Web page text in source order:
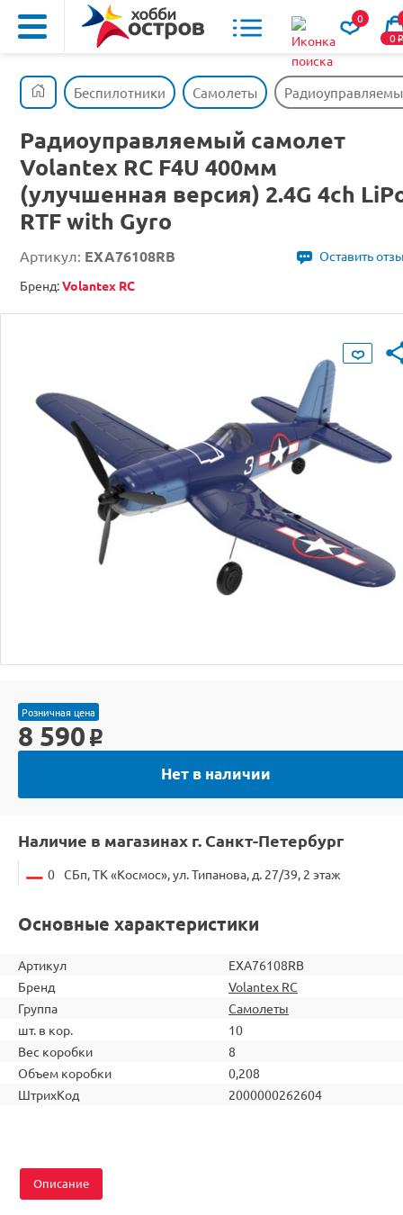
0
0o
Беспилотники Самолеты
Радиоуправляемый самолет
Volantex RC F4U 400мм
(улучшенная версия) 2.4G 4ch
RTF with Gyro
Артикул: EXA76108RB
Оставить
Бренд:Volantex RC
Розничная цена
8 590 o
Нет в наличии
Наличие в магазинах г. Санкт-Петербург
0 СБп, ТК «Космос», ул. Типанова, д. 27/39, 2 этаж
Основные характеристики
Артикул
EXA76108RB
Бренд
Volantex RC
Группа
Самолеты
шт. в кор.
10
Вес коробки
8
Объем коробки
0,208
ШтрихКод
2000000262604
Описание